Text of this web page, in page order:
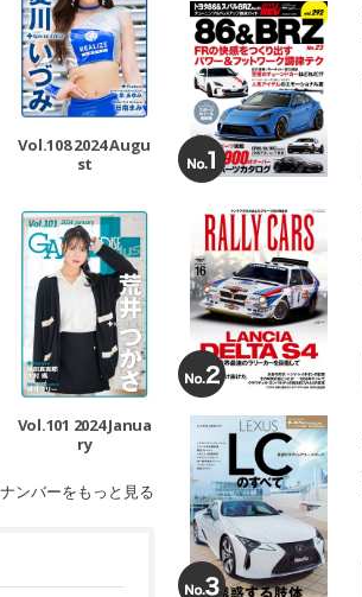
Vol.108 2024 Augu
st
Vol.101 2024 Janua
ry
ンバーをもっと見る